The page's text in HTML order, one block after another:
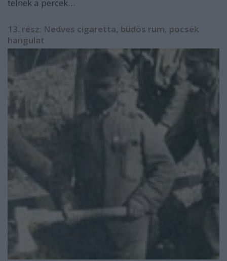
telnek a percek…
13. rész: Nedves cigaretta, büdös rum, pocsék
hangulat